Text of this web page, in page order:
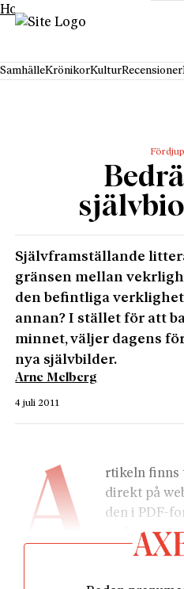
Hoppa till innehåll
SamhälleKrönikorKulturRecensioner
Självframställande
gränsen mellan
den befintliga
annan? I stället för att
minnet, väljer dagens
nya självbilder.
Arne Melberg
4 juli 2011
A
rtikeln finns
direkt på
den i PDF-
nedan.